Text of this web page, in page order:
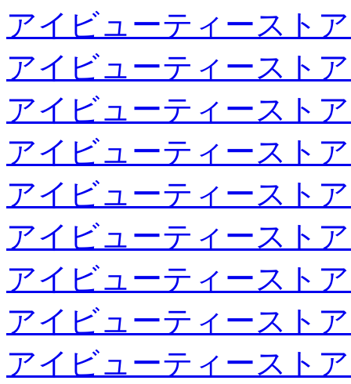
アイビューティースト
アイビューティースト
アイビューティースト
アイビューティースト
アイビューティースト
アイビューティースト
アイビューティースト
アイビューティースト
アイビューティースト